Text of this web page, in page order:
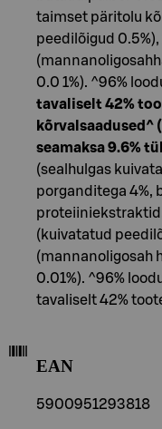
taimset päritolu
peedilõigud
0.0 1%). ^96%
tavaliselt 42%
kõrvalsaadused^
seamaksa 9.6%
(sealhulgas
porganditega 4%,
(kuivatatud
(mannanoligosah
0.01%). ^96%
tavaliselt 42%
EAN
5900951293818